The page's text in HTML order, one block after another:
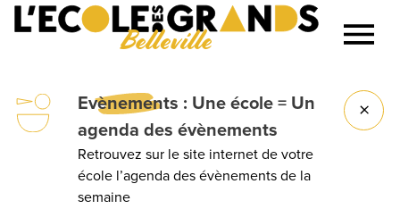
Belleville
Lancer la recherche
Evènements : Une école = Un
agenda des évènements
Retrouvez sur le site internet de votre
école l’agenda des évènements de la
semaine